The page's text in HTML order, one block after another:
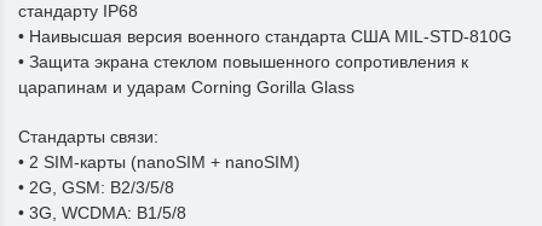
стандарту IP68
• Наивысшая версия военного стандарта США MIL-STD-810G
• Защита экрана стеклом повышенного сопротивления к
царапинам и ударам Corning Gorilla Glass
Стандарты связи:
• 2 SIM-карты (nanoSIM + nanoSIM)
• 2G, GSM: B2/3/5/8
• 3G, WCDMA: B1/5/8